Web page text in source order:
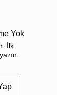
düğme
taban,
konfor
Yok
İlk